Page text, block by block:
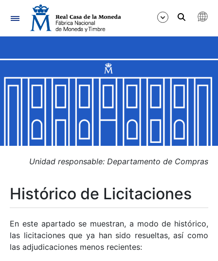
Navegación
Mostrar/Ocultar
Mostrar/Ocultar
Mostrar/Ocultar
Mostrar/Ocultar
Mostrar/Ocultar
Unidad responsable: Departamento de Compras
Histórico de Licitaciones
En este apartado se muestran, a modo de histórico,
las licitaciones que ya han sido resueltas, así como
las adjudicaciones menos recientes: